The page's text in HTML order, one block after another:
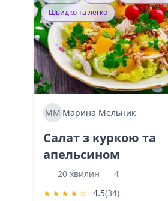
Швидко та легко
ММ Марина Мельник
Салат з куркою та
апельсином
20 хвилин
4
★ ★ ★ ★ ☆ 4.5(34)